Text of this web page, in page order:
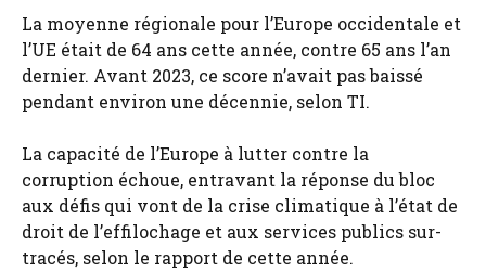
La moyenne régionale pour l’Europe occidentale et
l’UE était de 64 ans cette année, contre 65 ans l’an
dernier. Avant 2023, ce score n’avait pas baissé
pendant environ une décennie, selon TI.
La capacité de l’Europe à lutter contre la
corruption échoue, entravant la réponse du bloc
aux défis qui vont de la crise climatique à l’état de
droit de l’effilochage et aux services publics sur-
tracés, selon le rapport de cette année.